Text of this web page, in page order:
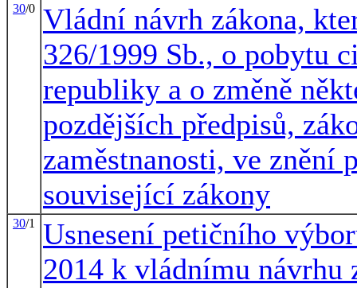
30/0 Vládní návrh zákona,
326/1999 Sb., o pobytu
republiky a o změně
pozdějších předpisů,
zaměstnanosti, ve znění
související zákony
30/1
Usnesení petičního
2014 k vládnímu návrhu